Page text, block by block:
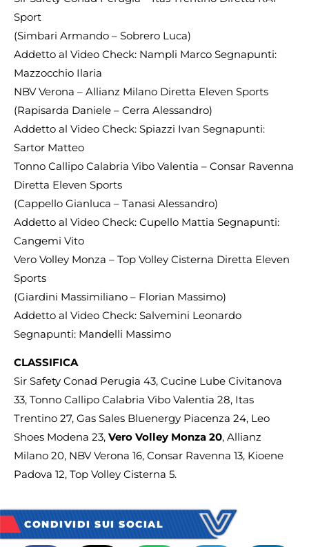
Sport
(Simbari Armando – Sobrero Luca)
Addetto al Video Check: Nampli Marco Segnapunti:
Mazzocchio Ilaria
NBV Verona – Allianz Milano Diretta Eleven Sports
(Rapisarda Daniele – Cerra Alessandro)
Addetto al Video Check: Spiazzi Ivan Segnapunti:
Sartor Matteo
Tonno Callipo Calabria Vibo Valentia – Consar Ravenna
Diretta Eleven Sports
(Cappello Gianluca – Tanasi Alessandro)
Addetto al Video Check: Cupello Mattia Segnapunti:
Cangemi Vito
Vero Volley Monza – Top Volley Cisterna Diretta Eleven
Sports
(Giardini Massimiliano – Florian Massimo)
Addetto al Video Check: Salvemini Leonardo
Segnapunti: Mandelli Massimo
CLASSIFICA
Sir Safety Conad Perugia 43, Cucine Lube Civitanova
33, Tonno Callipo Calabria Vibo Valentia 28, Itas
Trentino 27, Gas Sales Bluenergy Piacenza 24, Leo
Shoes Modena 23, Vero Volley Monza 20, Allianz
Milano 20, NBV Verona 16, Consar Ravenna 13, Kioene
Padova 12, Top Volley Cisterna 5.
CONDIVIDI SUI SOCIAL